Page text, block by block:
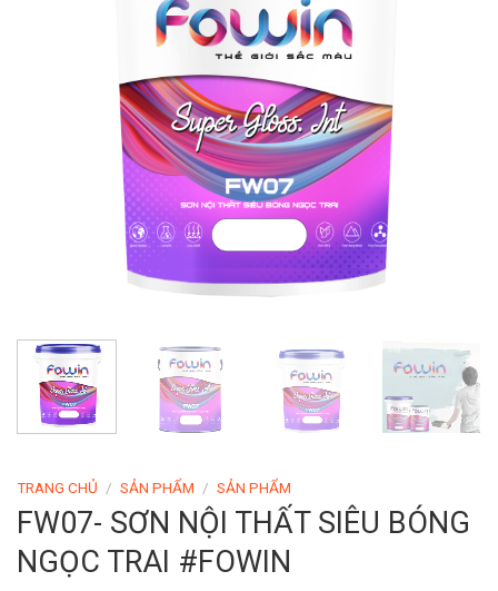
TRANG CHỦ / SẢN PHẨM / SẢN PHẨM
FW07- SƠN NỘI THẤT SIÊU BÓNG
NGỌC TRAI #FOWIN